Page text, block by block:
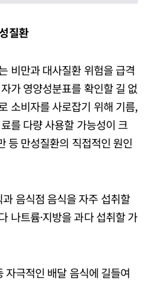
질환
비만과 대사질환 위험을 급격
가 영양성분표를 확인할 길 없
소비자를 사로잡기 위해 기름,
를 다량 사용할 가능성이 크
등 만성질환의 직접적인 원인
음식점 음식을 자주 섭취할
나트륨·지방을 과다 섭취할 가
자극적인 배달 음식에 길들여